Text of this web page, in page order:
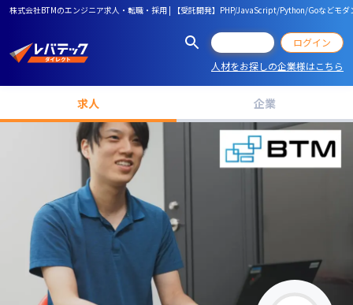
株式会社BTMのエンジニア求人・転職・採用 | 【受託開発】PHP/JavaScript/Python/Goなどモ
ログイン
人材をお探しの企業様はこちら
求人 企業